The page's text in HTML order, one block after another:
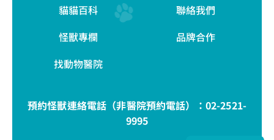
貓貓百科
怪獸專欄
找動物醫院
聯絡我們
品牌合作
預約怪獸連絡電話（非醫院預約電話）： 02-2521-
9995